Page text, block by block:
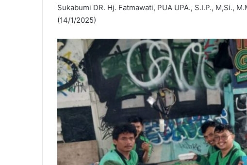
Sukabumi DR. Hj. Fatmawati, PUA UPA., S.I.P., M,Si.,
(14/1/2025)